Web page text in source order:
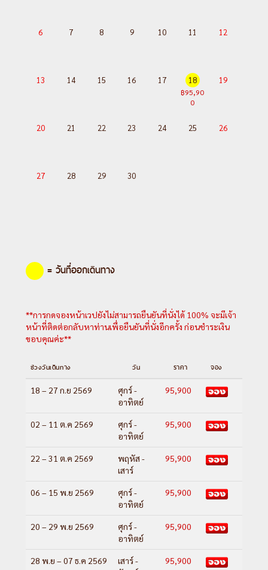
บ
เวียนนา-เข้าชมพระราชวังเชินบรุนน์-ถนน
6 7 8 9 10 11 12
13 14 15 16 17
18
฿95,90
0
19
20 21 22 23 24 25 26
27 28 29 30
= วันที่ออกเดินทาง
**การกดจองหน้าเวปยังไม่สามารถยืนยันที่นั่งได้ 100% จะมีเจ้า
หน้าที่ติดต่อกลับหาท่านเพื่อยืนยันที่นั่งอีกครั้ง ก่อนชำระเงิน
ขอบคุณค่ะ**
ช่วงวันเดินทาง วัน ราคา จอง
18 – 27 ก.ย 2569
ศุกร์ -
อาทิตย์
95,900
02 – 11 ต.ค 2569
ศุกร์ -
อาทิตย์
95,900
22 – 31 ต.ค 2569
พฤหัส -
เสาร์
95,900
06 – 15 พ.ย 2569
ศุกร์ -
อาทิตย์
95,900
20 – 29 พ.ย 2569
ศุกร์ -
อาทิตย์
95,900
28 พ.ย – 07 ธ.ค 2569
เสาร์ -
95,900